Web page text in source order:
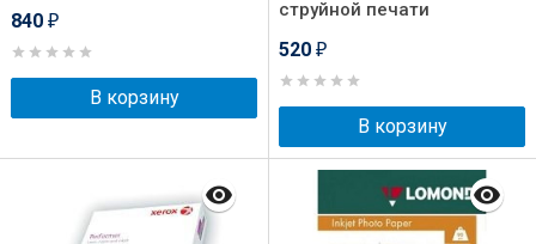
840 ₽
В корзину
струйной печати
520 ₽
В корзину